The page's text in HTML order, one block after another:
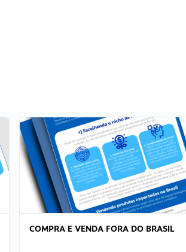
COMPRA E VENDA FORA DO BRASIL